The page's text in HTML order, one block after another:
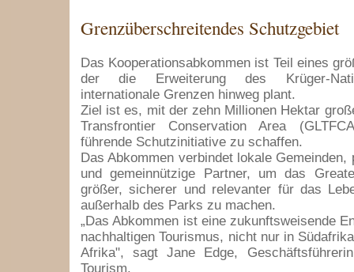
Grenzüberschreitendes Schutzgebiet
Das Kooperationsabkommen ist Teil eines
der die Erweiterung des Krüger-
internationale Grenzen hinweg plant.
Ziel ist es, mit der zehn Millionen Hektar
Transfrontier Conservation Area
führende Schutzinitiative zu schaffen.
Das Abkommen verbindet lokale
und gemeinnützige Partner, um das
größer, sicherer und relevanter für das
außerhalb des Parks zu machen.
„Das Abkommen ist eine zukunftsweisende
nachhaltigen Tourismus, nicht nur in
Afrika", sagt Jane Edge,
Tourism.